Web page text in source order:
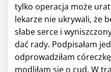
tylko operacja może
lekarze nie ukrywali, że
słabe serce i
dać rady. Podpisałam
odprowadziłam
modliłam się o cud. W